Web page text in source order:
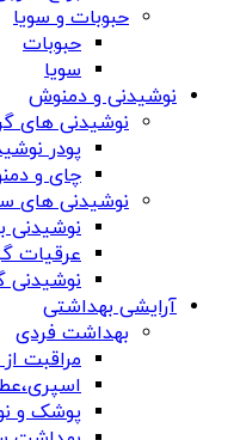
حبوبات و سویا
حبوبات
سویا
نوشیدنی و دمنوش
نوشیدنی های
پودر
چای و
نوشیدنی های
نوشیدنی
عرقیات
نوشیدنی
آرایشی بهداشتی
بهداشت فردی
مراقبت
پوشک و